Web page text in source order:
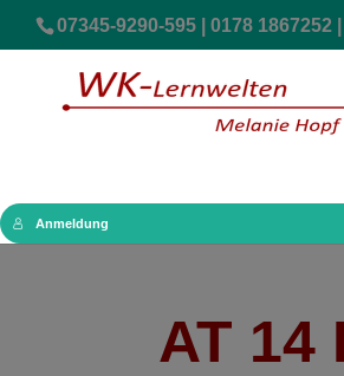
07345-9290-595 | 0178 1867252 |
Anmeldung
AT 14